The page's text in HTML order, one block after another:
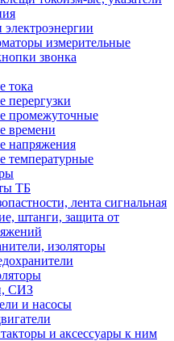
измерительные
звонка
тока
перергузки
промежуточные
времени
напряжения
температурные
ТБ
лента сигнальная
штанги, защита от
изоляторы
СИЗ
и насосы
и аксессуары к ним